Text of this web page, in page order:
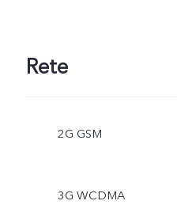
Rete
2G GSM
3G WCDMA